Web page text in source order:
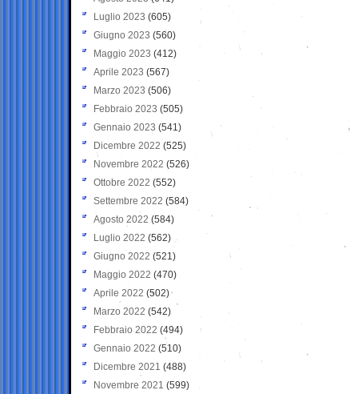
Luglio 2023 (605)
Giugno 2023 (560)
Maggio 2023 (412)
Aprile 2023 (567)
Marzo 2023 (506)
Febbraio 2023 (505)
Gennaio 2023 (541)
Dicembre 2022 (525)
Novembre 2022 (526)
Ottobre 2022 (552)
Settembre 2022 (584)
Agosto 2022 (584)
Luglio 2022 (562)
Giugno 2022 (521)
Maggio 2022 (470)
Aprile 2022 (502)
Marzo 2022 (542)
Febbraio 2022 (494)
Gennaio 2022 (510)
Dicembre 2021 (488)
Novembre 2021 (599)